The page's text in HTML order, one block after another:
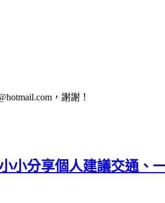
，謝謝！
小分享個人建議交通、